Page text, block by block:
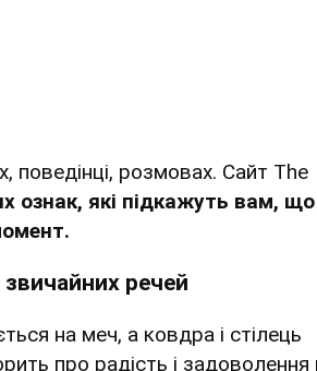
поведінці, розмовах. Сайт The
ознак, які підкажуть вам, що
речей
на меч, а ковдра і стілець
про радість і задоволення